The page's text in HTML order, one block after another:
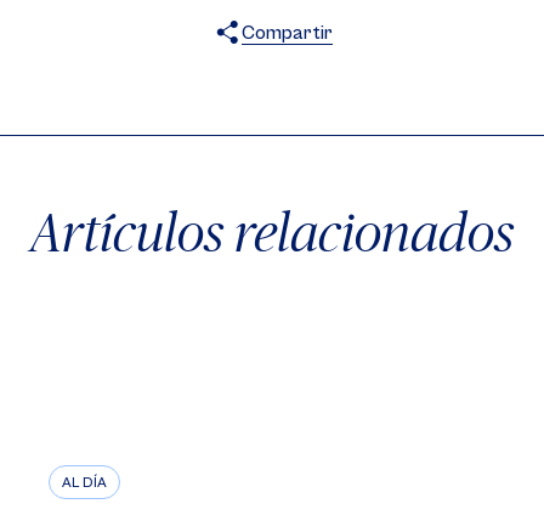
Compartir
Artículos relacionados
AL DÍA